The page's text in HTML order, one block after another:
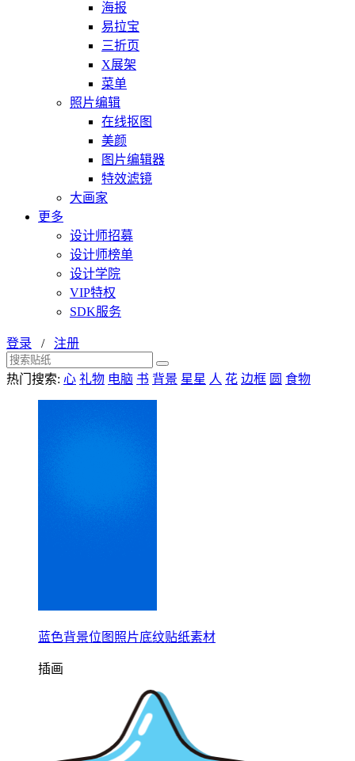
海报
易拉宝
三折页
X展架
菜单
照片编辑
在线抠图
美颜
图片编辑器
特效滤镜
大画家
更多
设计师招募
设计师榜单
设计学院
VIP特权
SDK服务
登录 / 注册
热门搜索: 心 礼物 电脑 书 背景 星星 人 花 边框 圆 食物
蓝色背景位图照片底纹贴纸素材
插画